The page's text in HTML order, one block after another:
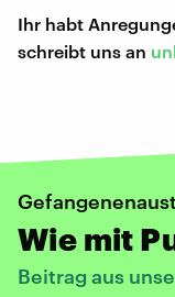
Ihr habt
schreibt uns an
Wie mit
Beitrag aus